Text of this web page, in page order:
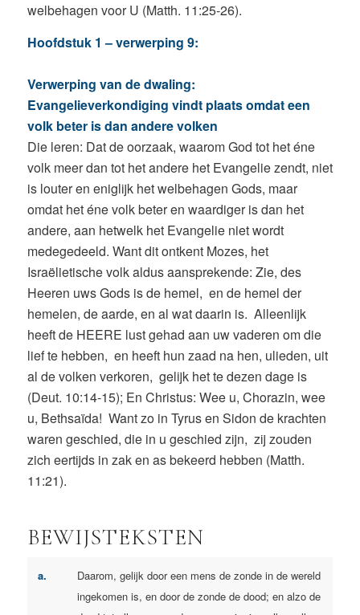
welbehagen voor U (Matth. 11:25-26).
Hoofdstuk 1 – verwerping 9:
Verwerping van de dwaling:
Evangelieverkondiging vindt plaats omdat een
volk beter is dan andere volken
Die leren: Dat de oorzaak, waarom God tot het éne
volk meer dan tot het andere het Evangelie zendt, niet
is louter en eniglijk het welbehagen Gods, maar
omdat het éne volk beter en waardiger is dan het
andere, aan hetwelk het Evangelie niet wordt
medegedeeld. Want dit ontkent Mozes, het
Israëlietische volk aldus aansprekende: Zie, des
Heeren uws Gods is de hemel, en de hemel der
hemelen, de aarde, en al wat daarin is. Alleenlijk
heeft de HEERE lust gehad aan uw vaderen om die
lief te hebben, en heeft hun zaad na hen, ulieden, uit
al de volken verkoren, gelijk het te dezen dage is
(Deut. 10:14-15); En Christus: Wee u, Chorazin, wee
u, Bethsaïda! Want zo in Tyrus en Sidon de krachten
waren geschied, die in u geschied zijn, zij zouden
zich eertijds in zak en as bekeerd hebben (Matth.
11:21).
BEWIJSTEKSTEN
a.
Daarom, gelijk door een mens de zonde in de wereld
ingekomen is, en door de zonde de dood; en alzo de